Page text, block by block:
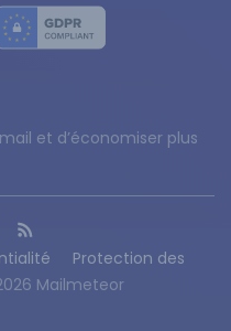
et d’économiser plus
Protection des
Mailmeteor